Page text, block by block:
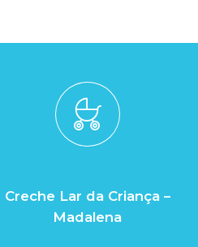
Creche Lar da Criança –
Madalena